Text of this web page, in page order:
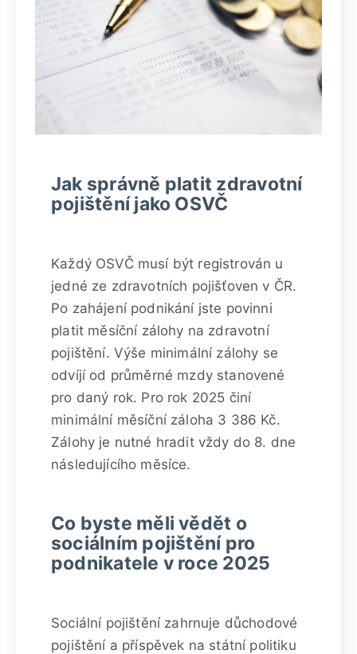
Jak správně platit zdravotní
pojištění jako OSVČ
Každý OSVČ musí být registrován u
jedné ze zdravotních pojišťoven v ČR.
Po zahájení podnikání jste povinni
platit měsíční zálohy na zdravotní
pojištění. Výše minimální zálohy se
odvíjí od průměrné mzdy stanovené
pro daný rok. Pro rok 2025 činí
minimální měsíční záloha 3 386 Kč.
Zálohy je nutné hradit vždy do 8. dne
následujícího měsíce.
Co byste měli vědět o
sociálním pojištění pro
podnikatele v roce 2025
Sociální pojištění zahrnuje důchodové
pojištění a příspěvek na státní politiku